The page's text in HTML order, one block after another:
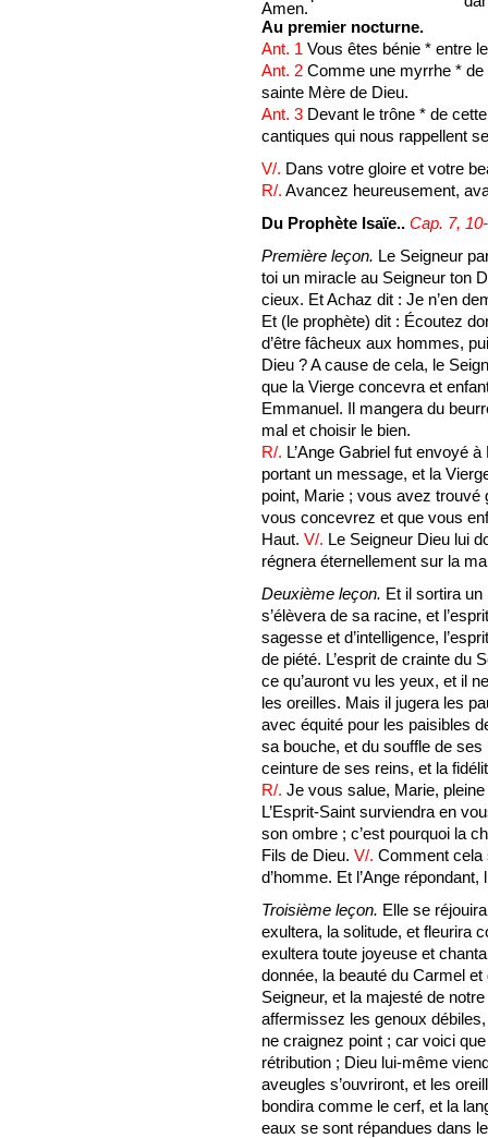
Amen.
Au premier nocturne.
Ant. 1 Vous êtes bénie * entre
Ant. 2 Comme une myrrhe *
sainte Mère de Dieu.
Ant. 3 Devant le trône * de
cantiques qui nous rappellent
V/. Dans votre gloire et votre
R/. Avancez heureusement,
Du Prophète Isaïe.. Cap. 7,
Première leçon. Le Seigneur
toi un miracle au Seigneur ton
cieux. Et Achaz dit : Je n’en
Et (le prophète) dit : Écoutez
d’être fâcheux aux hommes,
Dieu ? A cause de cela, le
que la Vierge concevra et
Emmanuel. Il mangera du
mal et choisir le bien.
R/. L’Ange Gabriel fut envoyé
portant un message, et la
point, Marie ; vous avez trouvé
vous concevrez et que vous
Haut. V/. Le Seigneur Dieu lui
régnera éternellement sur la
Deuxième leçon. Et il sortira
s’élèvera de sa racine, et
sagesse et d’intelligence,
de piété. L’esprit de crainte du
ce qu’auront vu les yeux, et il
les oreilles. Mais il jugera les
avec équité pour les paisibles
sa bouche, et du souffle de ses
ceinture de ses reins, et la
R/. Je vous salue, Marie,
L’Esprit-Saint surviendra en
son ombre ; c’est pourquoi la
Fils de Dieu. V/. Comment cela
d’homme. Et l’Ange répondant,
Troisième leçon. Elle se
exultera, la solitude, et fleurira
exultera toute joyeuse et
donnée, la beauté du Carmel
Seigneur, et la majesté de
affermissez les genoux
ne craignez point ; car voici
rétribution ; Dieu lui-même
aveugles s’ouvriront, et les
bondira comme le cerf, et la
eaux se sont répandues dans